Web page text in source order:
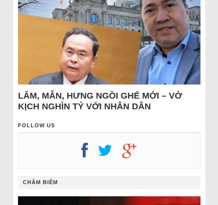
LÂM, MẪN, HƯNG NGỒI GHẾ MỚI – VỞ
KỊCH NGHÌN TỶ VỚI NHÂN DÂN
FOLLOW US
CHÂM BIẾM